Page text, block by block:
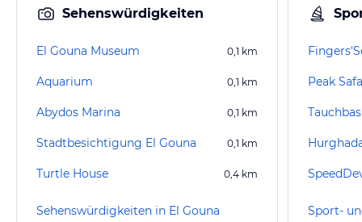
Sehenswürdigkeiten
El Gouna Museum 0,1 km
Aquarium 0,1 km
Abydos Marina 0,1 km
Stadtbesichtigung El Gouna 0,1 km
Turtle House 0,4 km
Sehenswürdigkeiten in El Gouna
Peak